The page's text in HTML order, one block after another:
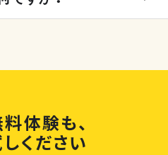
体験も、
ください